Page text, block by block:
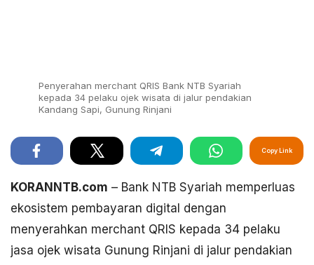
Penyerahan merchant QRIS Bank NTB Syariah
kepada 34 pelaku ojek wisata di jalur pendakian
Kandang Sapi, Gunung Rinjani
Copy Link
KORANNTB.com – Bank NTB Syariah memperluas
ekosistem pembayaran digital dengan
menyerahkan merchant QRIS kepada 34 pelaku
jasa ojek wisata Gunung Rinjani di jalur pendakian